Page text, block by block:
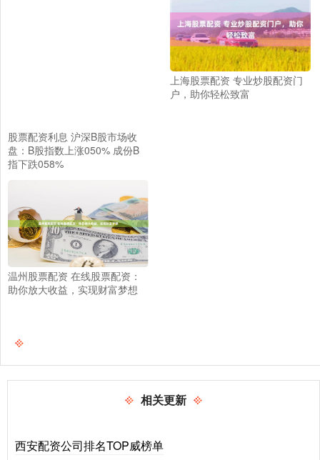
股票配资利息 沪深B股市场收
盘：B股指数上涨050% 成份B
指下跌058%
上海股票配资 专业炒股配资门
户，助你轻松致富
温州股票配资 在线股票配资：
助你放大收益，实现财富梦想
相关更新
西安配资公司排名TOP威榜单